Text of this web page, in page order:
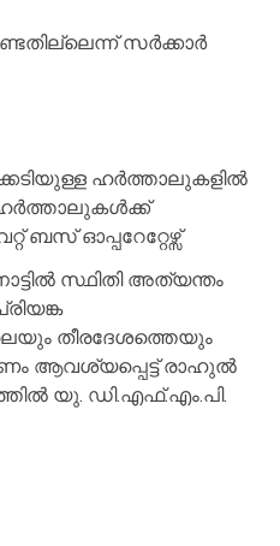
സർക്കാർ
ഹർത്താലുകളിൽ
ബസ് ഓപ്പറേറ്റേഴ്സ്
സ്ഥിതി അത്യന്തം
തീരദേശത്തെയും
ആവശ്യപ്പെട്ട് രാഹുൽ
യു. ഡി.എഫ്.എം.പി.